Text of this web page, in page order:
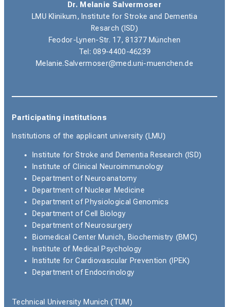
Dr. Melanie Salvermoser
LMU Klinikum, Institute for Stroke and Dementia
Resarch (ISD)
Feodor-Lynen-Str. 17, 81377 München
Tel: 089-4400-46239
Melanie.Salvermoser@med.uni-muenchen.de
Participating institutions
Institutions of the applicant university (LMU)
Institute for Stroke and Dementia Research (ISD)
Institute of Clinical Neuroimmunology
Department of Neuroanatomy
Department of Nuclear Medicine
Department of Physiological Genomics
Department of Cell Biology
Department of Neurosurgery
Biomedical Center Munich, Biochemistry (BMC)
Institute of Medical Psychology
Institute for Cardiovascular Prevention (IPEK)
Department of Endocrinology
Technical University Munich (TUM)